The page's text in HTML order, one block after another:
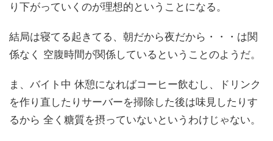
り下がっていくのが理想的ということになる。
結局は寝てる起きてる、朝だから夜だから・・・は関
係なく 空腹時間が関係しているということのようだ。
ま、バイト中 休憩になればコーヒー飲むし、ドリンク
を作り直したりサーバーを掃除した後は味見したりす
るから 全く糖質を摂っていないというわけじゃない。